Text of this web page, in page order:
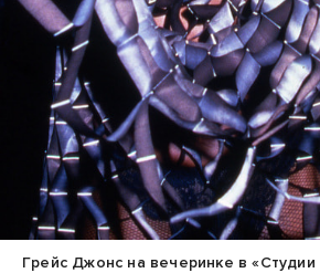
Грейс Джонс на вечеринке в «Студии